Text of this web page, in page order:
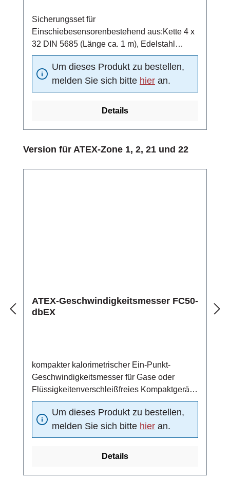
Sicherungsset für
Einschiebesensorenbestehend aus:Kette 4 x
32 DIN 5685 (Länge ca. 1 m), Edelstahl
1.4401Schraubglied NG5, Edelstahl
1.4401Schelle DN15 nach DIN 11850,
Edelstahl 1.4301
Um dieses Produkt zu bestellen,
melden Sie sich bitte hier an.
Details
Produktgalerie überspringen
Version für ATEX-Zone 1, 2, 21 und 22
ATEX-Geschwindigkeitsmesser FC50-
dbEX
kompakter kalorimetrischer Ein-Punkt-
Geschwindigkeitsmesser für Gase oder
Flüssigkeitenverschleißfreies Kompaktgerät
aus Edelstahl 1.4571
(Standardmaterial)einsetzbar in ATEX-Zone
1, 2, 21 und 224 ... 20 mA Analogausgang (4
mA = 0 m/s, 20 mA =
Funktionsbereichsendwert)Schaltausgang:
vorliegenden Strömung in 10 vordefinierten
Um dieses Produkt zu bestellen,
melden Sie sich bitte hier an.
Details